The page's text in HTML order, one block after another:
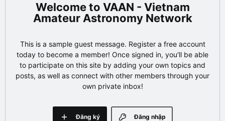
VAAN - Vietnam
Amateur Astronomy Network
This is a sample guest message. Register a free account
today to become a member! Once signed in, you'll be able
to participate on this site by adding your own topics and
posts, as well as connect with other members through your
own private inbox!
Đăng nhập
Đăng ký